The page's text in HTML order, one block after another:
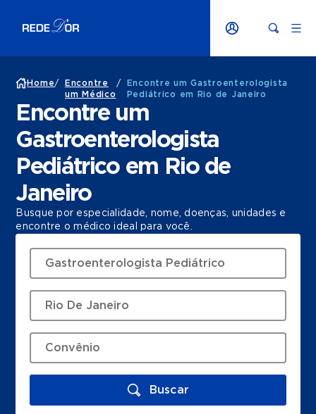
Home/
Encontre
um Médico
/
Encontre um Gastroenterologista
Pediátrico em Rio de Janeiro
Encontre um
Gastroenterologista
Pediátrico em Rio de
Janeiro
Busque por especialidade, nome, doenças, unidades e
encontre o médico ideal para você.
Buscar